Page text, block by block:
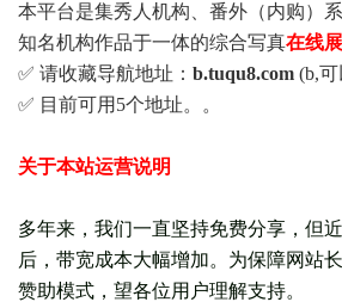
本平台是集秀人机构、番外（内购）
知名机构作品于一体的综合写真在线
✅ 请收藏导航地址： b.tuqu8.com (b,
✅ 目前可用5个地址。。
关于本站运营说明
多年来，我们一直坚持免费分享，但
后，带宽成本大幅增加。为保障网站
赞助模式，望各位用户理解支持。